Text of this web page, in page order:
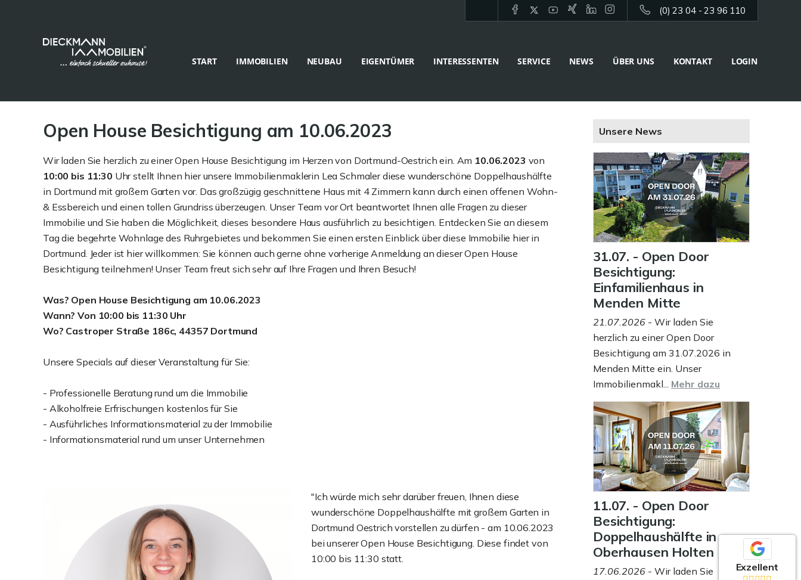
(0) 23 04 - 23 96 110
START IMMOBILIEN NEUBAU EIGENTÜMER INTERESSENTEN SERVICE NEWS ÜBER UNS KONTAKT LOGIN
Open House Besichtigung am 10.06.2023
Wir laden Sie herzlich zu einer Open House Besichtigung im Herzen von Dortmund-Oestrich ein. Am 10.06.2023 von
10:00 bis 11:30 Uhr stellt Ihnen hier unsere Immobilienmaklerin Lea Schmaler diese wunderschöne Doppelhaushälfte
in Dortmund mit großem Garten vor. Das großzügig geschnittene Haus mit 4 Zimmern kann durch einen offenen Wohn-
& Essbereich und einen tollen Grundriss überzeugen. Unser Team vor Ort beantwortet Ihnen alle Fragen zu dieser
Immobilie und Sie haben die Möglichkeit, dieses besondere Haus ausführlich zu besichtigen. Entdecken Sie an diesem
Tag die begehrte Wohnlage des Ruhrgebietes und bekommen Sie einen ersten Einblick über diese Immobilie hier in
Dortmund. Jeder ist hier willkommen: Sie können auch gerne ohne vorherige Anmeldung an dieser Open House
Besichtigung teilnehmen! Unser Team freut sich sehr auf Ihre Fragen und Ihren Besuch!
Was? Open House Besichtigung am 10.06.2023
Wann? Von 10:00 bis 11:30 Uhr
Wo? Castroper Straße 186c, 44357 Dortmund
Unsere Specials auf dieser Veranstaltung für Sie:
- Professionelle Beratung rund um die Immobilie
- Alkoholfreie Erfrischungen kostenlos für Sie
- Ausführliches Informationsmaterial zu der Immobilie
- Informationsmaterial rund um unser Unternehmen
"Ich würde mich sehr darüber freuen, Ihnen diese
wunderschöne Doppelhaushälfte mit großem Garten in
Dortmund Oestrich vorstellen zu dürfen - am 10.06.2023
bei unserer Open House Besichtigung. Diese findet von
10:00 bis 11:30 statt.
Unsere News
31.07. - Open Door
Besichtigung:
Einfamilienhaus in
Menden Mitte
21.07.2026 - Wir laden Sie
herzlich zu einer Open Door
Besichtigung am 31.07.2026 in
Menden Mitte ein. Unser
Immobilienmakl... Mehr dazu
11.07. - Open Door
Besichtigung:
Doppelhaushälfte in
Oberhausen Holten
17.06.2026 - Wir laden Sie
Exzellent